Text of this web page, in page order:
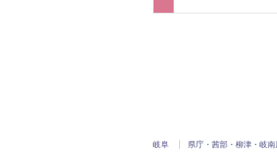
岐阜 県庁・茜部・柳津・岐南